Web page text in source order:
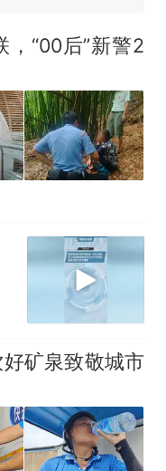
，“00后”新警2
矿泉致敬城市